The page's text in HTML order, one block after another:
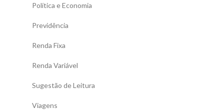
Política e Economia
Previdência
Renda Fixa
Renda Variável
Sugestão de Leitura
Viagens